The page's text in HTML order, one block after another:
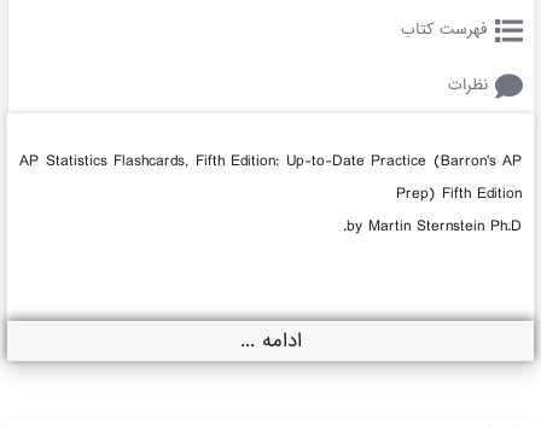
فهرست کتاب
نظرات
AP Statistics Flashcards, Fifth Edition: Up-to-Date Practice (Barron's AP
Prep) Fifth Edition
by Martin Sternstein Ph.D.
ادامه ...